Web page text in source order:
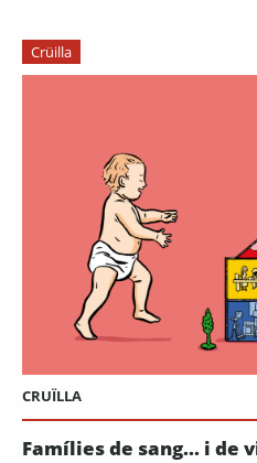
Crüilla
CRUÏLLA
Famílies de sang... i de